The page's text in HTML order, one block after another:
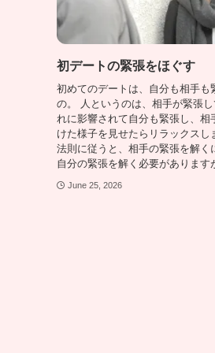
初デートの緊張をほぐす
初めてのデートは、自分も相手も
の。 人というのは、相手が緊張
れに影響されて自分も緊張し、相
けた様子を見せたらリラックスし
法則に従うと、相手の緊張を解く
自分の緊張を解く必要があります
June 25, 2026